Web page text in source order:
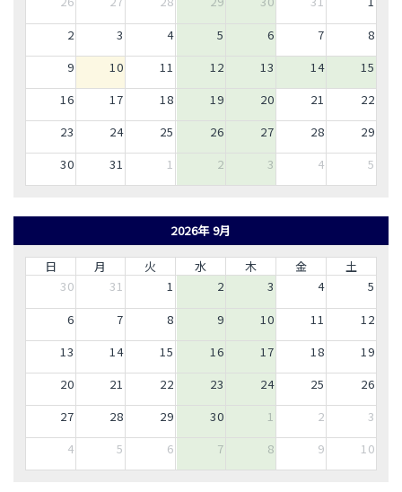
2
3 4 5 6 7
8
9
10 11 12 13 14
15
16
17 18 19 20 21
22
23
24 25 26 27 28
29
30
31 1 2 3 4 5
2026年 9月
日 月 火 水 木 金
土
30
31 1 2 3 4
5
6
7 8 9 10 11
12
13
14 15 16 17 18
19
20
21 22 23 24 25
26
27
28 29 30 1 2
3
4
5 6 7 8 9 10